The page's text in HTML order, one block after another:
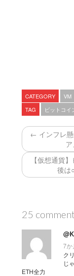
CATEGORY
VM
TAG
ビットコイ
← インフレ懸
【仮想通貨
後は
25
7か
ク
じ
ETH全力